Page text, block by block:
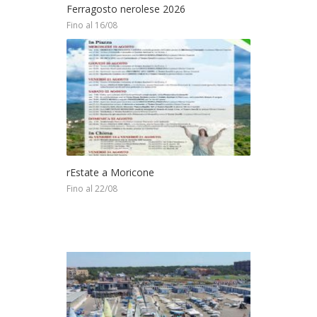
Ferragosto nerolese 2026
Fino al 16/08
rEstate a Moricone
Fino al 22/08